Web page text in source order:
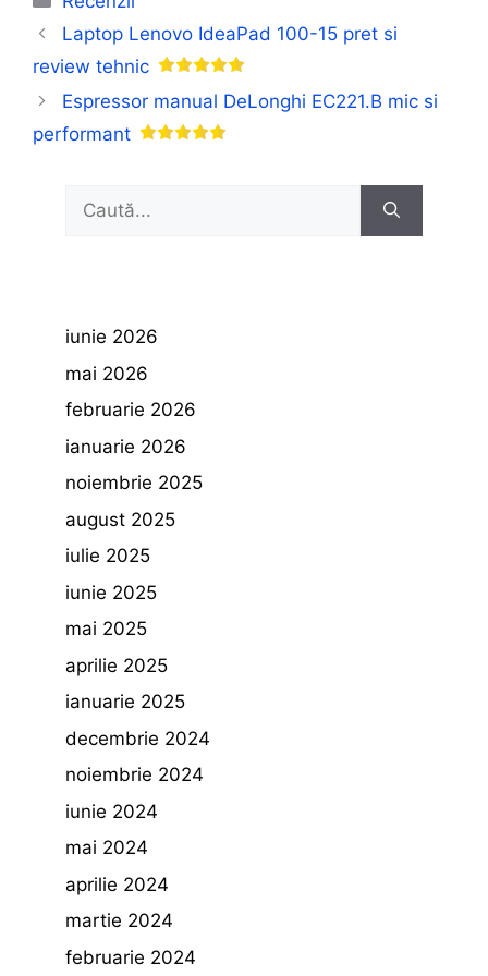
Laptop Lenovo IdeaPad 100-15 pret si
review tehnic
Espressor manual DeLonghi EC221.B mic si
performant
Caută
iunie 2026
mai 2026
februarie 2026
ianuarie 2026
noiembrie 2025
august 2025
iulie 2025
iunie 2025
mai 2025
aprilie 2025
ianuarie 2025
decembrie 2024
noiembrie 2024
iunie 2024
mai 2024
aprilie 2024
martie 2024
februarie 2024